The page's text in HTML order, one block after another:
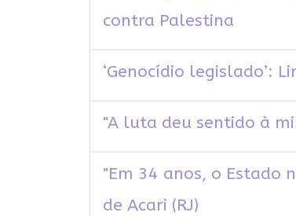
contra Palestina
‘Genocídio legislado’:
"A luta deu sentido à
"Em 34 anos, o Estado
de Acari (RJ)